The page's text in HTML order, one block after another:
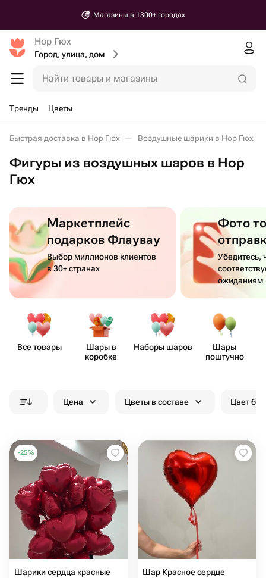
Магазины в 1300+ городах
Нор Гюх
Город, улица, дом
Найти товары и магазины
Тренды Цветы
Быстрая доставка в Нор Гюх Воздушные шарики в Нор Гюх
Фигуры из воздушных шаров в Нор
Гюх
Маркетплейс
подарков Флаувау
Выбор миллионов клиентов
в 30+ странах
Фото
Убедитесь,
ожиданиям
Все товары
Шары в
коробке
Наборы шаров
Шары
поштучно
Цена Цветы в составе Цвет
-25%
Шарики сердца красные
Шар Красное сердце